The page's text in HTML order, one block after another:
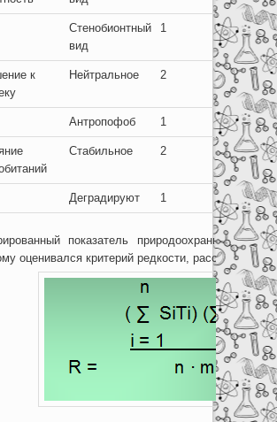
Стенобионтный
вид
1
к
Нейтральное 2
Антропофоб 1
Стабильное 2
Деградируют 1
показатель природоохранной
оценивался критерий редкости,